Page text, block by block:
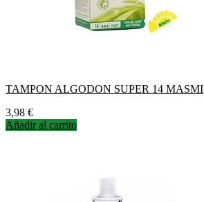
TAMPON ALGODON SUPER 14 MASMI
Precio
3,98 €
Añadir al carrito